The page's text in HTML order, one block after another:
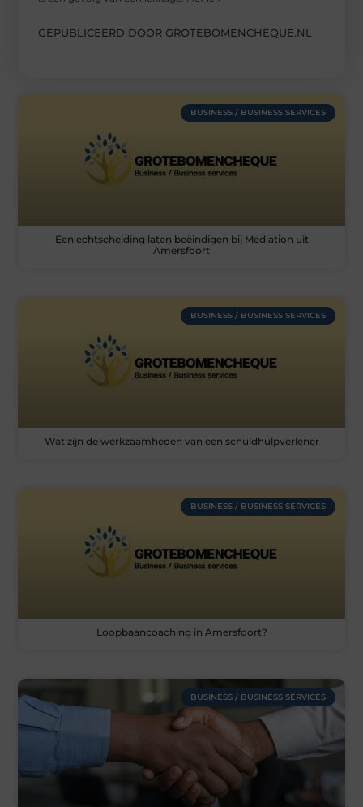
GEPUBLICEERD DOOR GROTEBOMENCHEQUE.NL
BUSINESS / BUSINESS SERVICES
Een echtscheiding laten beëindigen bij Mediation uit
Amersfoort
BUSINESS / BUSINESS SERVICES
Wat zijn de werkzaamheden van een schuldhulpverlener
BUSINESS / BUSINESS SERVICES
Loopbaancoaching in Amersfoort?
BUSINESS / BUSINESS SERVICES